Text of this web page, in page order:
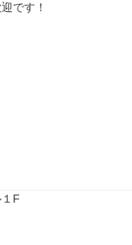
です！
F